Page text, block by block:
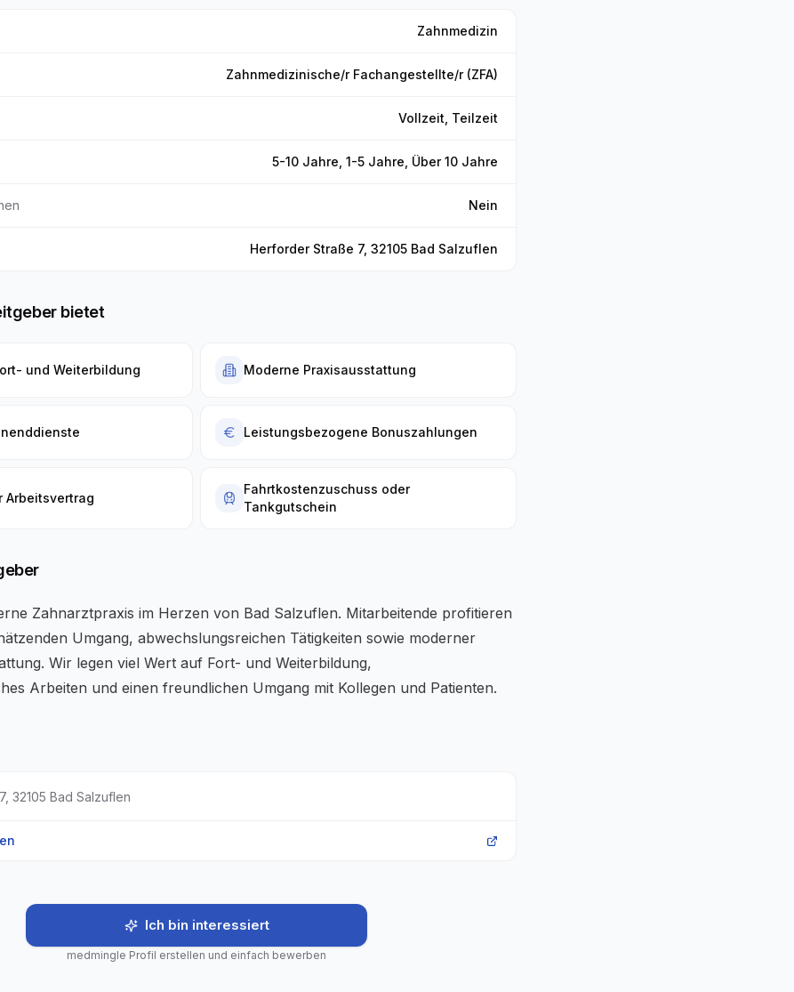
Zahnmedizin
Zahnmedizinische/r Fachangestellte/r (ZFA)
Vollzeit, Teilzeit
5-10 Jahre, 1-5 Jahre, Über 10 Jahre
Nein
Herforder Straße 7, 32105 Bad Salzuflen
bietet
und Weiterbildung Moderne Praxisausstattung
Leistungsbezogene Bonuszahlungen
Arbeitsvertrag
Fahrtkostenzuschuss oder
Tankgutschein
Zahnarztpraxis im Herzen von Bad Salzuflen. Mitarbeitende profitieren
Umgang, abwechslungsreichen Tätigkeiten sowie moderner
Wir legen viel Wert auf Fort- und Weiterbildung,
Arbeiten und einen freundlichen Umgang mit Kollegen und Patienten.
, 32105 Bad Salzuflen
Ich bin interessiert
medmingle Profil erstellen und einfach bewerben